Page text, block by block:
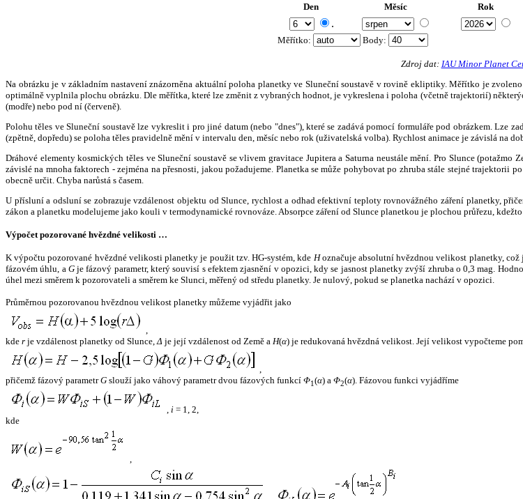
Den Měsíc Rok
.
Měřítko: Body:
Zdroj dat: IAU Minor Planet
Na obrázku je v základním nastavení znázorněna aktuální poloha planetky ve Sluneční soustavě v rovině ekliptiky. Měřítko je
optimálně vyplnila plochu obrázku. Dle měřítka, které lze změnit z vybraných hodnot, je vykreslena i poloha (včetně trajektorií)
(modře) nebo pod ní (červeně).
Polohu těles ve Sluneční soustavě lze vykreslit i pro jiné datum (nebo "dnes"), které se zadává pomocí formuláře pod obrázkem. Lze
(zpětně, dopředu) se poloha těles pravidelně mění v intervalu den, měsíc nebo rok (uživatelská volba). Rychlost animace je závislá na
Dráhové elementy kosmických těles ve Sluneční soustavě se vlivem gravitace Jupitera a Saturna neustále mění. Pro Slunce
závislé na mnoha faktorech - zejména na přesnosti, jakou požadujeme. Planetka se může pohybovat po zhruba stále stejné
obecně určit. Chyba narůstá s časem.
U přísluní a odsluní se zobrazuje vzdálenost objektu od Slunce, rychlost a odhad efektivní teploty rovnovážného záření planetky,
zákon a planetku modelujeme jako kouli v termodynamické rovnováze. Absorpce záření od Slunce planetkou je plochou průřezu, kdežto
Výpočet pozorované hvězdné velikosti …
K výpočtu pozorované hvězdné velikosti planetky je použit tzv. HG-systém, kde Hoznačuje absolutní hvězdnou velikost planetky, což
fázovém úhlu, a Gje fázový parametr, který souvisí s efektem zjasnění v opozici, kdy se jasnost planetky zvýší zhruba o 0,3 mag.
úhel mezi směrem k pozorovateli a směrem ke Slunci, měřený od středu planetky. Je nulový, pokud se planetka nachází v opozici.
Průměrnou pozorovanou hvězdnou velikost planetky můžeme vyjádřit jako
,
kde r je vzdálenost planetky od Slunce,Δ je její vzdálenost od Země a H(α) je redukovaná hvězdná velikost. Její velikost vypočteme
,
přičemž fázový parametrG slouží jako váhový parametr dvou fázových funkcí Φ1(α) a Φ2(α). Fázovou funkci vyjádříme
, i = 1, 2,
kde
,